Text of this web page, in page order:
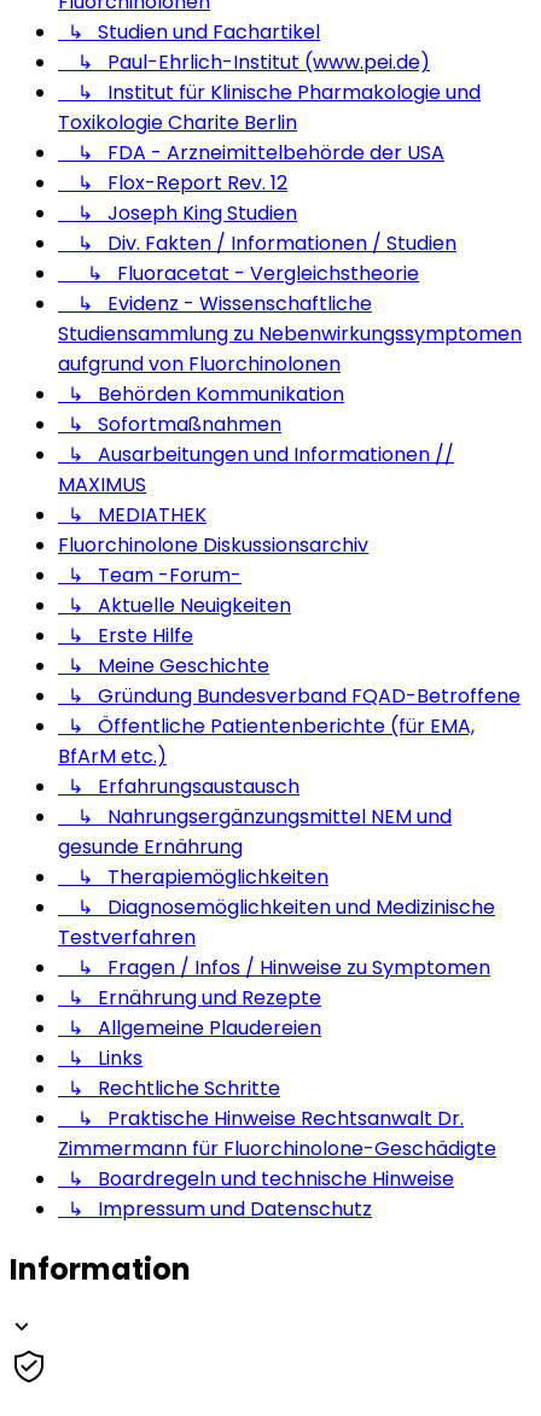
↳ Studien und Fachartikel
↳ Paul-Ehrlich-Institut (www.pei.de)
↳ Institut für Klinische Pharmakologie und
Toxikologie Charite Berlin
↳ FDA - Arzneimittelbehörde der USA
↳ Flox-Report Rev. 12
↳ Joseph King Studien
↳ Div. Fakten / Informationen / Studien
↳ Fluoracetat - Vergleichstheorie
↳ Evidenz - Wissenschaftliche
Studiensammlung zu Nebenwirkungssymptomen
aufgrund von Fluorchinolonen
↳ Behörden Kommunikation
↳ Sofortmaßnahmen
↳ Ausarbeitungen und Informationen //
MAXIMUS
↳ MEDIATHEK
Fluorchinolone Diskussionsarchiv
↳ Team -Forum-
↳ Aktuelle Neuigkeiten
↳ Erste Hilfe
↳ Meine Geschichte
↳ Gründung Bundesverband FQAD-Betroffene
↳ Öffentliche Patientenberichte (für EMA,
BfArM etc.)
↳ Erfahrungsaustausch
↳ Nahrungsergänzungsmittel NEM und
gesunde Ernährung
↳ Therapiemöglichkeiten
↳ Diagnosemöglichkeiten und Medizinische
Testverfahren
↳ Fragen / Infos / Hinweise zu Symptomen
↳ Ernährung und Rezepte
↳ Allgemeine Plaudereien
↳ Links
↳ Rechtliche Schritte
↳ Praktische Hinweise Rechtsanwalt Dr.
Zimmermann für Fluorchinolone-Geschädigte
↳ Boardregeln und technische Hinweise
↳ Impressum und Datenschutz
Information